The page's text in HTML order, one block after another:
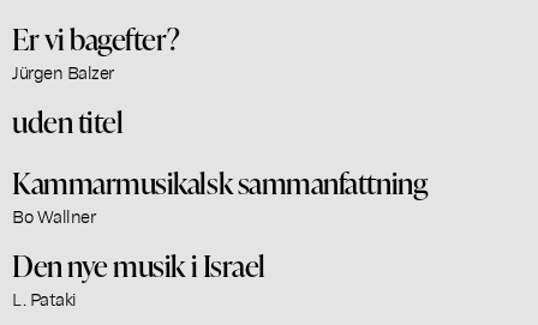
Er vi bagefter?
Jürgen Balzer
uden titel
Kammarmusikalsk sammanfattning
Bo Wallner
Den nye musik i Israel
L. Pataki